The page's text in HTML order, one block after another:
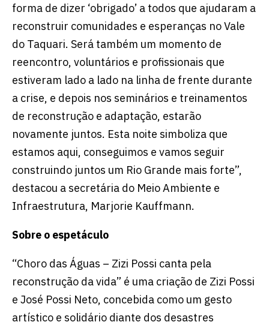
forma de dizer ‘obrigado’ a todos que ajudaram a
reconstruir comunidades e esperanças no Vale
do Taquari. Será também um momento de
reencontro, voluntários e profissionais que
estiveram lado a lado na linha de frente durante
a crise, e depois nos seminários e treinamentos
de reconstrução e adaptação, estarão
novamente juntos. Esta noite simboliza que
estamos aqui, conseguimos e vamos seguir
construindo juntos um Rio Grande mais forte”,
destacou a secretária do Meio Ambiente e
Infraestrutura, Marjorie Kauffmann.
Sobre o espetáculo
“Choro das Águas – Zizi Possi canta pela
reconstrução da vida” é uma criação de Zizi Possi
e José Possi Neto, concebida como um gesto
artístico e solidário diante dos desastres